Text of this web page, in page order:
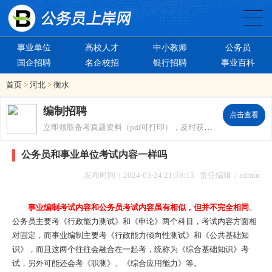
事业单位 高校人才 中小教师
公务员
国企招聘
名企校招 银行招聘 事业百科
首页 > 河北 > 衡水
编制招聘 点击查看
公务员和事业单位考试内容一样吗
发布时间：2024-03-24 21:59:13 责任编辑：admin
事业编制考试内容和公务员考试内容虽有相似，但并不完全相同 。
公务员主要考《行政能力测试》和《申论》两个科目，考试内容方面相
对固定，而事业编制主要考《行政能力倾向性测试》和《公共基础知
识》，而且这两个往往会融合在一起考，统称为《综合基础知识》考
试，另外可能还会考《职测》、《综合应用能力》等。